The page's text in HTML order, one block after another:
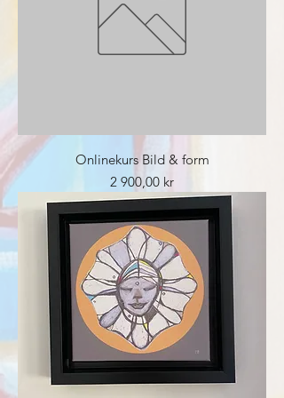
Onlinekurs Bild & form
Pris
2 900,00 kr